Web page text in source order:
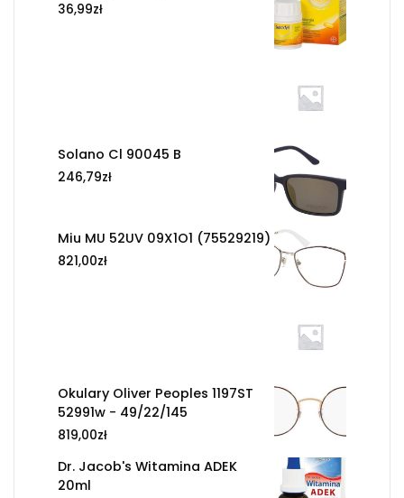
36,99zł
Solano Cl 90045 B
246,79zł
Miu MU 52UV 09X1O1 (75529219)
821,00zł
Okulary Oliver Peoples 1197ST
52991w - 49/22/145
819,00zł
Dr. Jacob's Witamina ADEK
20ml